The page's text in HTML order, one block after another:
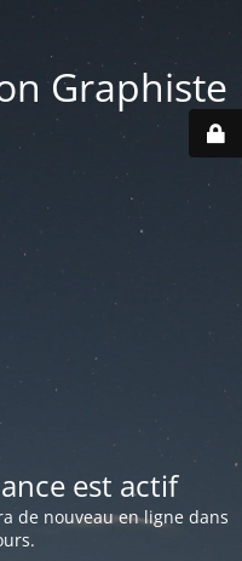
Graphiste
est actif
de nouveau en ligne dans